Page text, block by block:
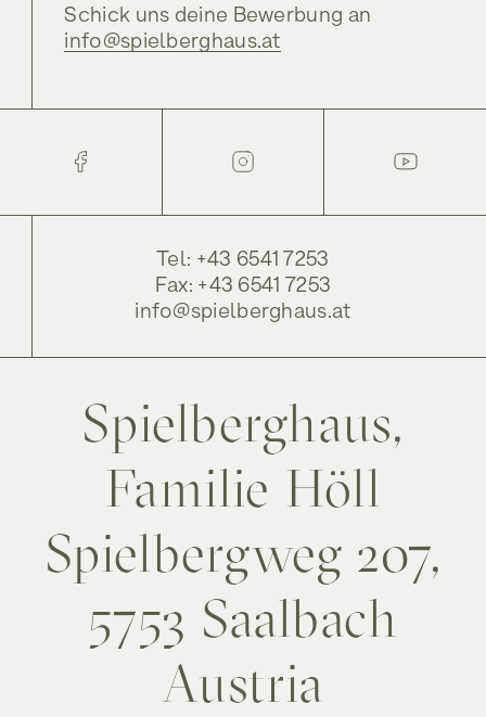
Schick uns deine Bewerbung an
info@spielberghaus.at
Tel: +43 6541 7253
Fax: +43 6541 7253
info@spielberghaus.at
Spielberghaus,
Familie Höll
Spielbergweg 207,
5753 Saalbach
Austria